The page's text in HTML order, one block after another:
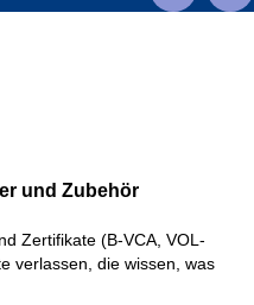
und Zubehör
Zertifikate (B-VCA, VOL-
verlassen, die wissen, was